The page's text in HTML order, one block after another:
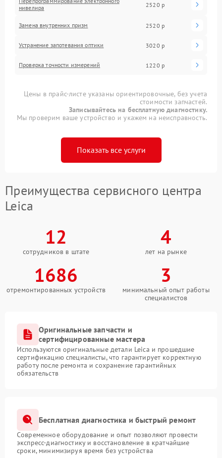
нивелира
2520 р
Замена внутренних призм 2520 р
Устранение запотевания оптики 3020 р
Проверка точности измерений 1220 р
Цены в прайс-листе указаны ориентировочные, без учета
стоимости запчастей.
Записывайтесь на бесплатную диагностику.
Мы проверим ваше устройство и укажем на неисправность.
Показать все услуги
Преимущества сервисного центра
Leica
12
сотрудников в штате
4
лет на рынке
1686
отремонтированных устройств
3
минимальный опыт работы
специалистов
Оригинальные запчасти и
сертифицированные мастера
Используются оригинальные детали Leica и прошедшие
сертификацию специалисты, что гарантирует корректную
работу после ремонта и сохранение гарантийных
обязательств
Бесплатная диагностика и быстрый ремонт
Современное оборудование и опыт позволяют провести
экспресс-диагностику и восстановление в кратчайшие
сроки, минимизируя время без устройства